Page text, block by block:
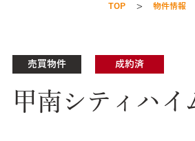
TOP 物件情報
売買物件 成約済
甲南シティハイ